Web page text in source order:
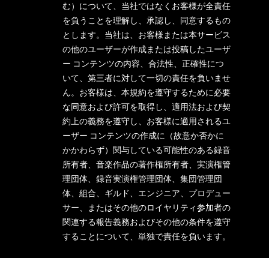
む）について、当社ではなくお客様が全責任
を負うことを理解し、承認し、同意するもの
とします。当社は、お客様または本サービス
の他のユーザーが作成または投稿したユーザ
ー コンテンツの内容、合法性、正確性につ
いて、第三者に対して一切の責任を負いませ
ん。お客様は、本規約を遵守するために必要
な同意および許可を取得し、適用法および契
約上の義務を遵守し、お客様に適用されるユ
ーザー コンテンツの作成に（故意か否かに
かかわらず）関与している可能性のある録音
所有者、音楽作品の著作権所有者、実演権管
理団体、録音実演権管理団体、集団管理団
体、組合、ギルド、エンジニア、プロデュー
サー、またはその他のロイヤリティ参加者の
関連する報告義務およびその他の条件を遵守
することについて、単独で責任を負います。